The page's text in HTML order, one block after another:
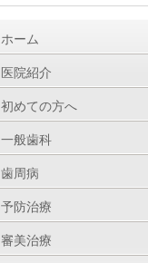
ホーム
医院紹介
初めての方へ
一般歯科
歯周病
予防治療
審美治療